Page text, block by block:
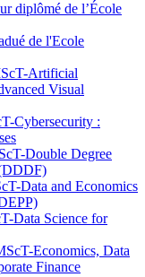
diplômé de l’École
de l'Ecole
Artificial
Visual
Cybersecurity :
Double Degree
Data and Economics
Data Science for
Economics, Data
Finance